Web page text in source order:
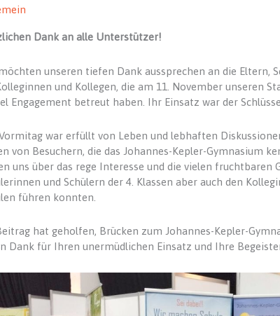
Dank an alle Unterstützer!
unseren tiefen Dank aussprechen an die Eltern,
und Kollegen, die am 11. November unseren
Engagement betreut haben. Ihr Einsatz war der
war erfüllt von Leben und lebhaften
von Besuchern, die das Johannes-Kepler-Gymnasium
uns über das rege Interesse und die vielen fruchtbaren
und Schülern der 4. Klassen aber auch den
führen konnten.
hat geholfen, Brücken zum Johannes-Kepler-
Dank für Ihren unermüdlichen Einsatz und Ihre